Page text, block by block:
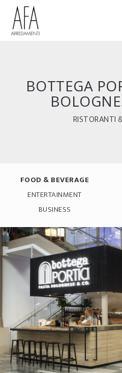
BOTTEGA
RISTORANTI
FOOD & BEVERAGE
ENTERTAINMENT
BUSINESS